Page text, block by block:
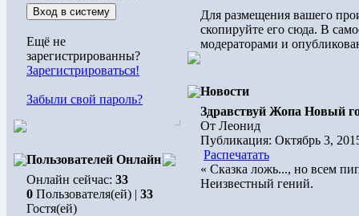
Ещё не
зарегистрированны?
Зарегистрироваться!
Забыли свой пароль?
Пользователей Онлайн
Онлайн сейчас: 33
0 Пользователя(ей) | 33
Гостя(ей)
Для размещения вашего
скопируйте его сюда. В
модераторами и
Новости
Здравствуй Жопа Новый
От Леонид
Публикация: Октябрь 3,
Распечатать
« Сказка ложь..., но всем
Неизвестный гений.